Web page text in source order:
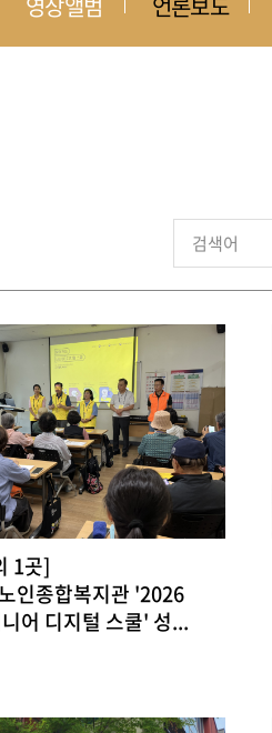
1곳]
인종합복지관 '2026
어 디지털 스쿨' 성...